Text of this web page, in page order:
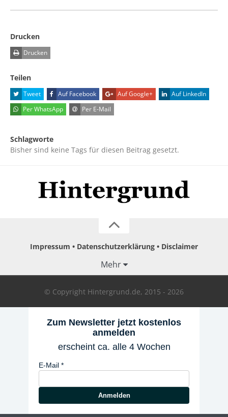
Drucken
Drucken
Teilen
Tweet Auf Facebook Auf Google+
Auf LinkedIn
Per WhatsApp
Per E-Mail
Schlagworte
Bisher sind keine Tags für diesen Beitrag gesetzt.
Impressum Datenschutzerklärung Disclaimer
Mehr
© Copyright Hintergrund.de, 2015 - 2026
Zum Newsletter jetzt kostenlos
anmelden
erscheint ca. alle 4 Wochen
E-Mail
Anmelden